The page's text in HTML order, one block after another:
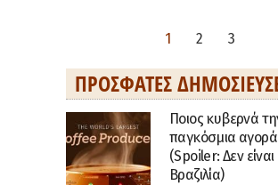
1 2 3
ΠΡΌΣΦΑΤΕΣ
Ποιος κυβερνά
παγκόσμια
(Spoiler: Δεν
Βραζιλία)